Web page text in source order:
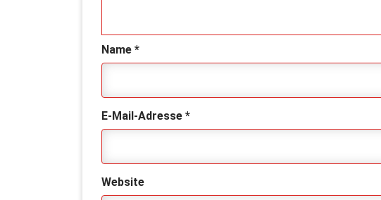
Name *
E-Mail-Adresse *
Website